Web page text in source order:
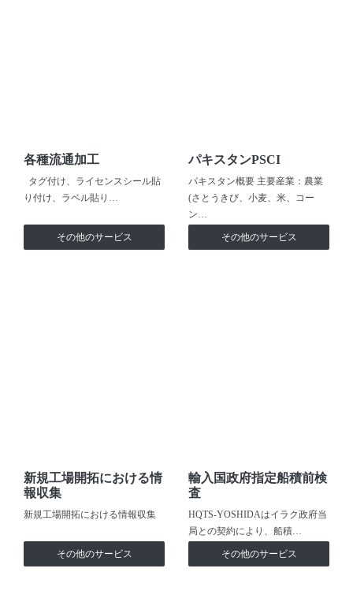
各種流通加工
タグ付け、ライセンスシール貼
り付け、ラベル貼り…
その他のサービス
パキスタンPSCI
パキスタン概要 主要産業：農業
(さとうきび、小麦、米、コー
ン…
その他のサービス
新規工場開拓における情
報収集
新規工場開拓における情報収集
その他のサービス
輸入国政府指定船積前検
査
HQTS-YOSHIDAはイラク政府当
局との契約により、船積…
その他のサービス